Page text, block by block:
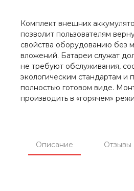
Комплект внешних
позволит пользователям
свойства оборудованию без
вложений. Батареи служат
не требуют обслуживания,
экологическим стандартам и
полностью готовом виде.
производить в «горячем»
Описание Отзывы